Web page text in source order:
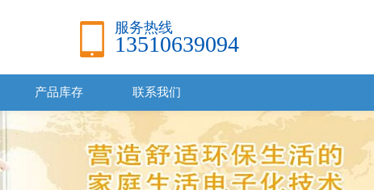
服务热线
13510639094
产品库存 联系我们